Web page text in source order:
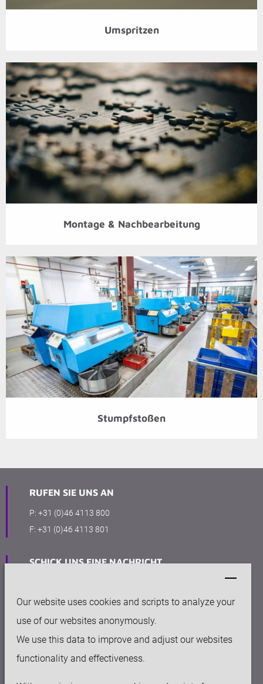
Our website uses cookies and scripts to analyze your
use of our websites anonymously.
We use this data to improve and adjust our websites
functionality and effectiveness.
Umspritzen
Montage & Nachbearbeitung
Stumpfstoßen
RUFEN SIE UNS AN
P: +31 (0)46 4113 800
F: +31 (0)46 4113 801
SCHICK UNS EINE NACHRICHT
BÜRO
Rijksweg Noord 281